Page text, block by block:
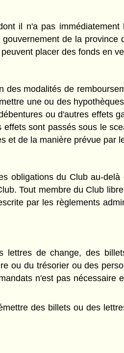
il n'a pas
de la
placer des fonds en
modalités de
une ou des
ou d'autres effets
sont passés sous le
et de la manière prévue par
obligations du Club au-
Tout membre du Club
par les règlements
lettres de change, des
ou du trésorier ou des
n'est pas nécessaire
des billets ou des